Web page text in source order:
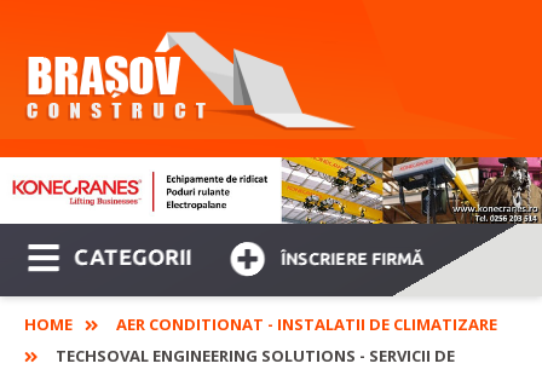
CATEGORII ÎNSCRIERE FIRMĂ
HOME
AER CONDITIONAT - INSTALATII DE CLIMATIZARE
TECHSOVAL ENGINEERING SOLUTIONS - SERVICII DE